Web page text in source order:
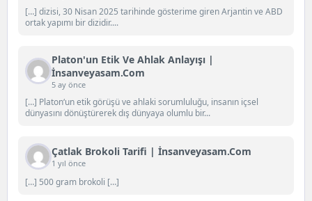
[…] dizisi, 30 Nisan 2025 tarihinde gösterime giren Arjantin ve ABD
ortak yapımı bir dizidir....
Platon'un Etik Ve Ahlak Anlayışı |
İnsanveyasam.com
5 ay önce
[…] Platon‘un etik görüşü ve ahlaki sorumluluğu, insanın içsel
dünyasını dönüştürerek dış dünyaya olumlu bir...
Çatlak Brokoli Tarifi | İnsanveyasam.com
1 yıl önce
[…] 500 gram brokoli […]